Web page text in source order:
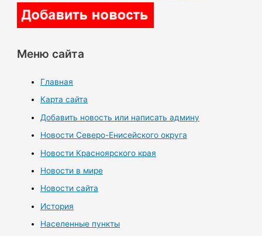
Меню сайта
Главная
Карта сайта
Добавить новость или написать админу
Новости Северо-Енисейского округа
Новости Красноярского края
Новости в мире
Новости сайта
История
Населенные пункты